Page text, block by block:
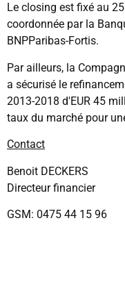
Le closing est fixé au
coordonnée par la
BNPParibas-Fortis.
Par ailleurs, la
a sécurisé le
2013-2018 d'EUR 45
taux du marché pour
Contact
Benoit DECKERS
Directeur financier
GSM: 0475 44 15 96